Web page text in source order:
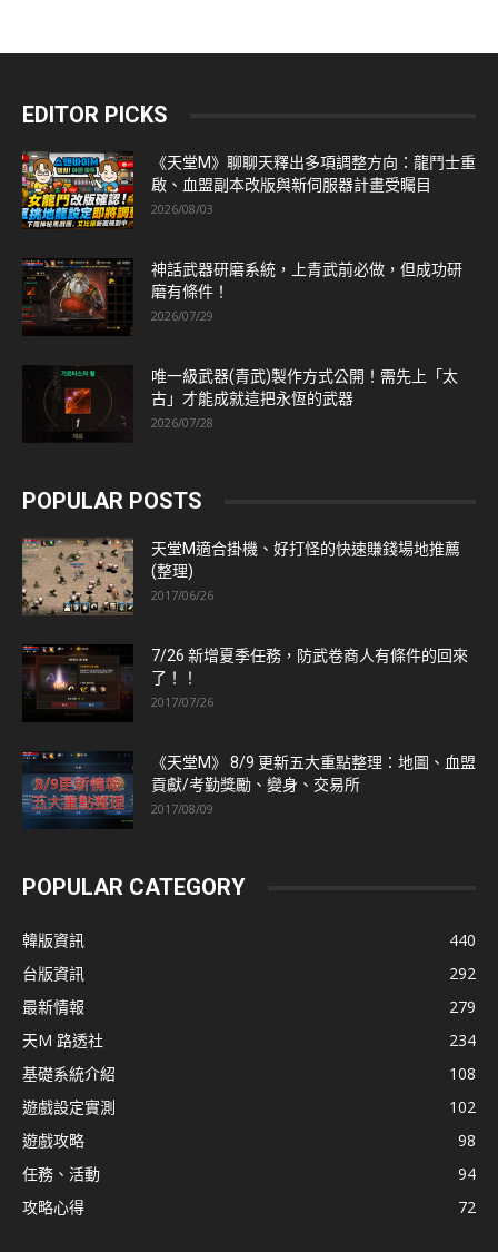
EDITOR PICKS
《天堂M》聊聊天釋出多項調整方向：龍鬥士重
啟、血盟副本改版與新伺服器計畫受矚目
2026/08/03
神話武器研磨系統，上青武前必做，但成功研
磨有條件！
2026/07/29
唯一級武器(青武)製作方式公開！需先上「太
古」才能成就這把永恆的武器
2026/07/28
POPULAR POSTS
天堂M適合掛機、好打怪的快速賺錢場地推薦
(整理)
2017/06/26
7/26 新增夏季任務，防武卷商人有條件的回來
了！！
2017/07/26
《天堂M》 8/9 更新五大重點整理：地圖、血盟
貢獻/考勤獎勵、變身、交易所
2017/08/09
POPULAR CATEGORY
韓版資訊
440
台版資訊
292
最新情報
279
天M 路透社
234
基礎系統介紹
108
遊戲設定實測
102
遊戲攻略
98
任務、活動
94
攻略心得
72